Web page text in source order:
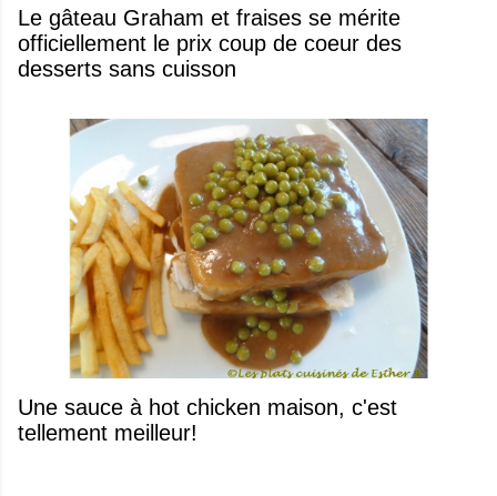
Le gâteau Graham et fraises se mérite
officiellement le prix coup de coeur des
desserts sans cuisson
Une sauce à hot chicken maison, c'est
tellement meilleur!